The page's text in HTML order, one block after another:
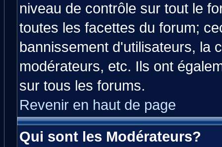
niveau de contrôle sur tout le
toutes les facettes du forum;
bannissement d'utilisateurs, la
modérateurs, etc. Ils ont
sur tous les forums.
Revenir en haut de page
Qui sont les Modérateurs?